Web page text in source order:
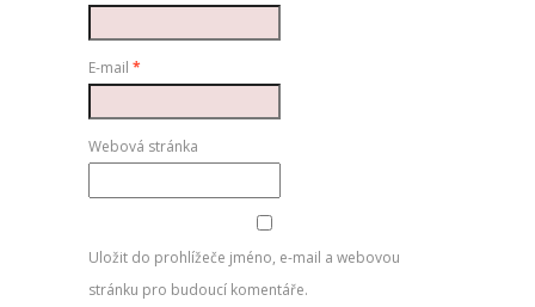
E-mail *
Webová stránka
Uložit do prohlížeče jméno, e-mail a webovou
stránku pro budoucí komentáře.